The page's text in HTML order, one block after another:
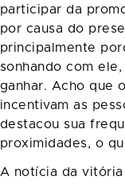
participar da
por causa do
principalmente
sonhando com
ganhar. Acho que
incentivam as
destacou sua
proximidades, o
A notícia da